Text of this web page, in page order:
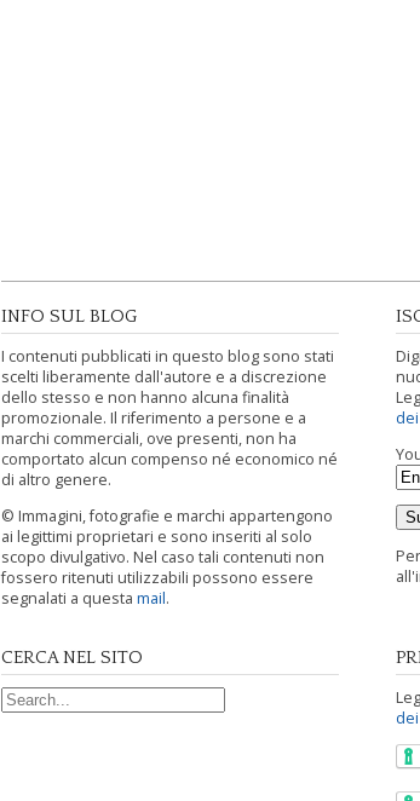
INFO SUL BLOG
I contenuti pubblicati in questo blog sono stati
scelti liberamente dall'autore e a discrezione
dello stesso e non hanno alcuna finalità
promozionale. Il riferimento a persone e a
marchi commerciali, ove presenti, non ha
comportato alcun compenso né economico né
di altro genere.
© Immagini, fotografie e marchi appartengono
ai legittimi proprietari e sono inseriti al solo
scopo divulgativo. Nel caso tali contenuti non
fossero ritenuti utilizzabili possono essere
segnalati a questa mail.
CERCA NEL SITO
Search for: